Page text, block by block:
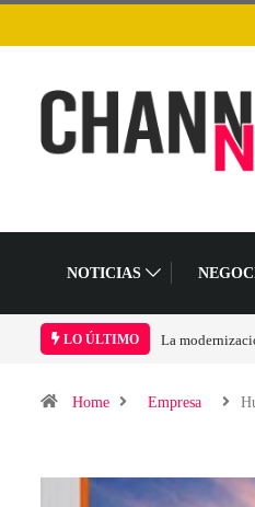
NOTICIAS
LO ÚLTIMO
Home Empresa